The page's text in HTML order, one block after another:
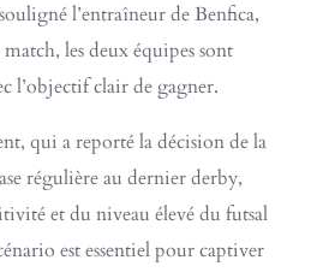
l’entraîneur de Benfica,
les deux équipes sont
l’objectif clair de gagner.
qui a reporté la décision de la
régulière au dernier derby,
et du niveau élevé du futsal
est essentiel pour captiver